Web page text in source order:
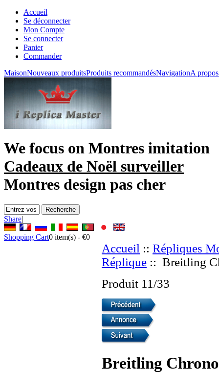
Accueil
Se déconnecter
Mon Compte
Se connecter
Panier
Commander
MaisonNouveaux produitsProduits recommandésNavigationA
We focus on Montres imitation
Cadeaux de Noël surveiller
Montres design pas cher
Share|
Shopping Cart0 item(s) - €0
Accueil :: Répliques
Réplique :: Breitling
Produit 11/33
Breitling